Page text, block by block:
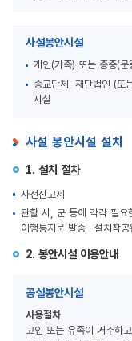
사설봉안시설
개인(가족) 또는 종중(
종교단체, 재단법인 (또
시설
사설 봉안시설 설치
1. 설치 절차
사전신고제
관할 시, 군 등에 각각 필요
이행통지문 발송 · 설치착
2. 봉안시설 이용안내
공설봉안시설
사용절차
고인 또는 유족이 거주하